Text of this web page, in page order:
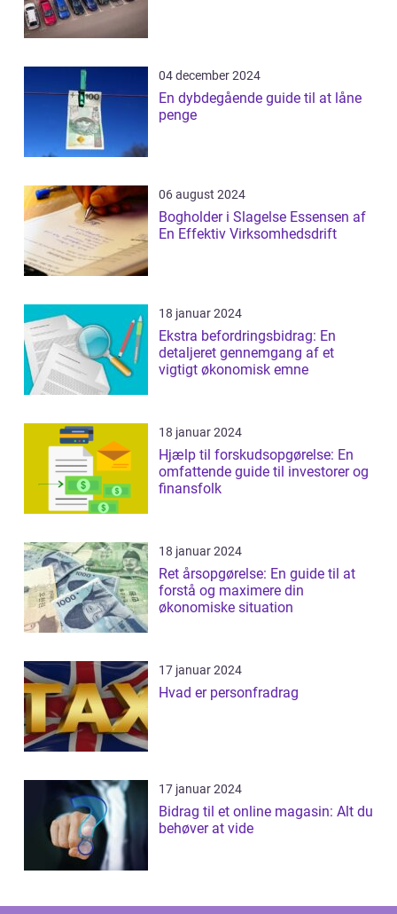
04 december 2024
En dybdegående guide til at låne
penge
06 august 2024
Bogholder i Slagelse Essensen af
En Effektiv Virksomhedsdrift
18 januar 2024
Ekstra befordringsbidrag: En
detaljeret gennemgang af et
vigtigt økonomisk emne
18 januar 2024
Hjælp til forskudsopgørelse: En
omfattende guide til investorer og
finansfolk
18 januar 2024
Ret årsopgørelse: En guide til at
forstå og maximere din
økonomiske situation
17 januar 2024
Hvad er personfradrag
17 januar 2024
Bidrag til et online magasin: Alt du
behøver at vide